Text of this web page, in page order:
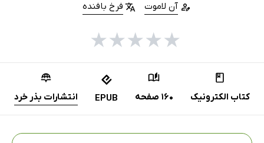
آن لاموت فرخ بافنده
★
★
★
★
★
کتاب الکترونیک 160 صفحه EPUB انتشارات بذر خرد